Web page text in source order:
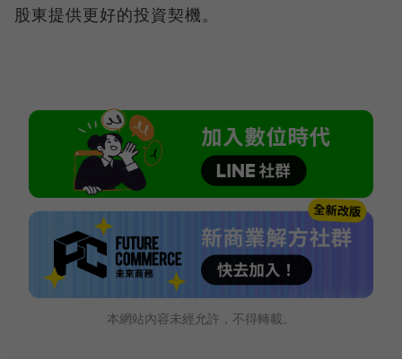
股東提供更好的投資契機。
本網站內容未經允許，不得轉載。